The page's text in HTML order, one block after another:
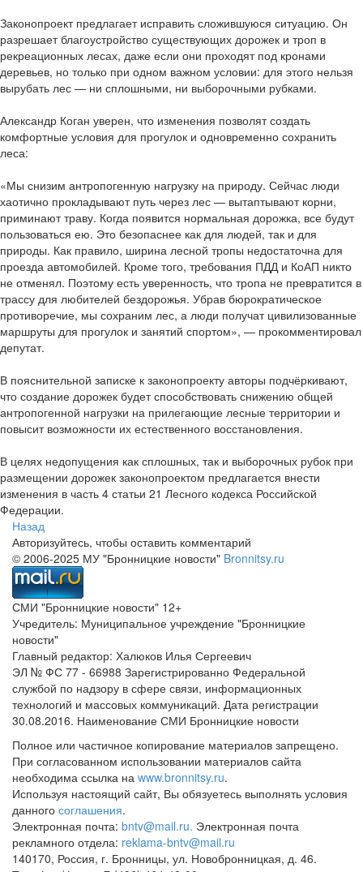
Законопроект предлагает исправить сложившуюся ситуацию. Он
разрешает благоустройство существующих дорожек и троп в
рекреационных лесах, даже если они проходят под кронами
деревьев, но только при одном важном условии: для этого нельзя
вырубать лес — ни сплошными, ни выборочными рубками.
Александр Коган уверен, что изменения позволят создать
комфортные условия для прогулок и одновременно сохранить
леса:
«Мы снизим антропогенную нагрузку на природу. Сейчас люди
хаотично прокладывают путь через лес — вытаптывают корни,
приминают траву. Когда появится нормальная дорожка, все будут
пользоваться ею. Это безопаснее как для людей, так и для
природы. Как правило, ширина лесной тропы недостаточна для
проезда автомобилей. Кроме того, требования ПДД и КоАП никто
не отменял. Поэтому есть уверенность, что тропа не превратится в
трассу для любителей бездорожья. Убрав бюрократическое
противоречие, мы сохраним лес, а люди получат цивилизованные
маршруты для прогулок и занятий спортом», — прокомментировал
депутат.
В пояснительной записке к законопроекту авторы подчёркивают,
что создание дорожек будет способствовать снижению общей
антропогенной нагрузки на прилегающие лесные территории и
повысит возможности их естественного восстановления.
В целях недопущения как сплошных, так и выборочных рубок при
размещении дорожек законопроектом предлагается внести
изменения в часть 4 статьи 21 Лесного кодекса Российской
Федерации.
Назад
Авторизуйтесь, чтобы оставить комментарий
© 2006-2025 МУ "Бронницкие новости" Bronnitsy.ru
СМИ "Бронницкие новости" 12+
Учредитель: Муниципальное учреждение "Бронницкие
новости"
Главный редактор: Халюков Илья Сергеевич
ЭЛ № ФС 77 - 66988 Зарегистрированно Федеральной
службой по надзору в сфере связи, информационных
технологий и массовых коммуникаций. Дата регистрации
30.08.2016. Наименование СМИ Бронницкие новости
Полное или частичное копирование материалов запрещено.
При согласованном использовании материалов сайта
необходима ссылка на www.bronnitsy.ru.
Используя настоящий сайт, Вы обязуетесь выполнять условия
данного соглашения.
Электронная почта: bntv@mail.ru. Электронная почта
рекламного отдела: reklama-bntv@mail.ru
140170, Россия, г. Бронницы, ул. Новобронницкая, д. 46.